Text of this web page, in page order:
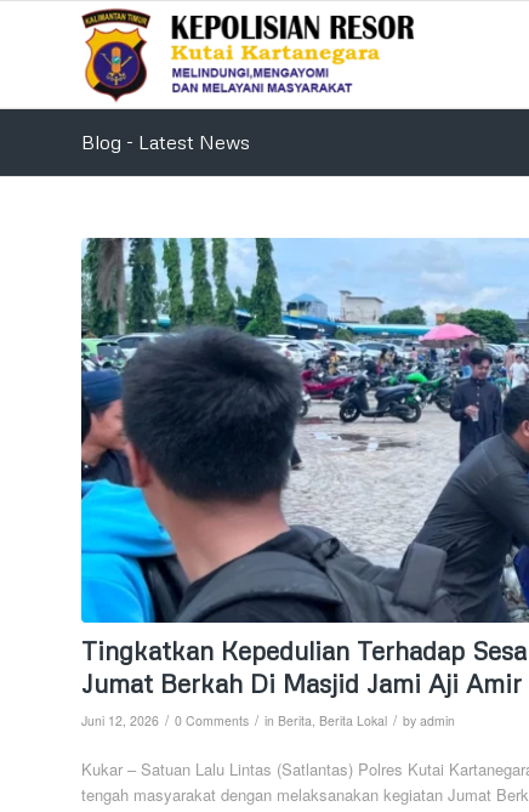
Blog - Latest News
Tingkatkan Kepedulian Terhadap
Jumat Berkah Di Masjid Jami Aji Amir
Juni 12, 2026 / 0 Comments / in Berita Berita Lokal / by admin
Kukar – Satuan Lalu Lintas (Satlantas) Polres Kutai
tengah masyarakat dengan melaksanakan kegiatan Jumat